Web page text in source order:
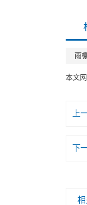
雨
本文网
上
下